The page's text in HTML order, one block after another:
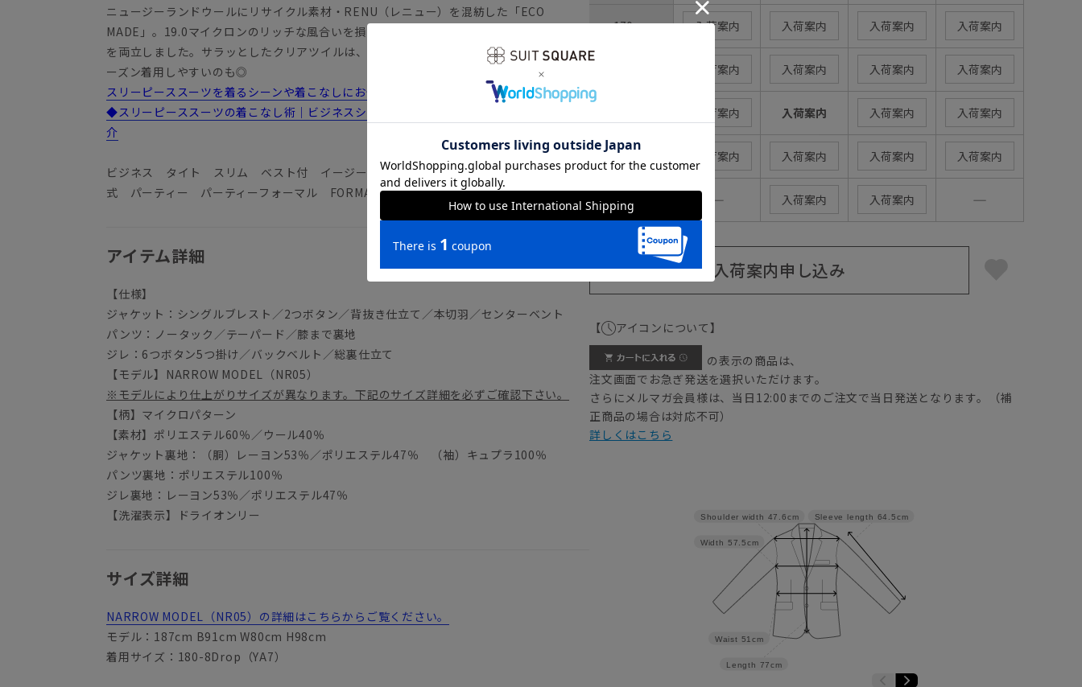
ニュージーランドウールにリサイクル素材・RENU（レニュー）を混紡した「ECO
MADE」。19.0マイクロンのリッチな風合いを損なうことなく、動物や地球環境への配慮
を両立しました。サラッとしたクリアツイルは、ストレッチ性に優れているうえロングシ
ーズン着用しやすいのも◎
スリーピーススーツを着るシーンや着こなしにお悩みの方は...
◆スリーピーススーツの着こなし術｜ビジネスシーンにおすすめのコーディネートをご紹
介
ビジネス タイト スリム ベスト付 イージーケア 形態安定 冠婚葬祭 礼服 結婚
式 パーティー パーティーフォーマル FORMAL 成人式
アイテム詳細
【仕様】
ジャケット：シングルブレスト／2つボタン／背抜き仕立て／本切羽／センターベント
パンツ：ノータック／テーパード／膝まで裏地
ジレ：6つボタン5つ掛け／バックベルト／総裏仕立て
【モデル】NARROW MODEL（NR05）
※モデルにより仕上がりサイズが異なります。下記のサイズ詳細を必ずご確認下さい。
【柄】マイクロパターン
【素材】ポリエステル60％／ウール40％
ジャケット裏地：（胴）レーヨン53％／ポリエステル47％ （袖）キュプラ100％
パンツ裏地：ポリエステル100％
ジレ裏地：レーヨン53％／ポリエステル47％
【洗濯表示】ドライオンリー
サイズ詳細
NARROW MODEL（NR05）の詳細はこちらからご覧ください。
モデル：187cm B91cm W80cm H98cm
着用サイズ：180-8Drop（YA7）
170cm 入荷案内 入荷案内 入荷案内 入荷案内
入荷案内 入荷案内 入荷案内 入荷案内
入荷案内 入荷案内 入荷案内 入荷案内
185cm 入荷案内 入荷案内 入荷案内 入荷案内
190cm ― 入荷案内 入荷案内 ―
入荷案内申し込み
【 アイコンについて】
の表示の商品は、
注文画面でお急ぎ発送を選択いただけます。
さらにメルマガ会員様は、当日12:00までのご注文で当日発送となります。（補
正商品の場合は対応不可）
詳しくはこちら
Sleeve length 64.5cm
Length 77cm
Waist 51cm
Width 57.5cm
Shoulder width 47.6cm